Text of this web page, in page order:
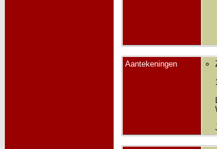
Aantekeningen